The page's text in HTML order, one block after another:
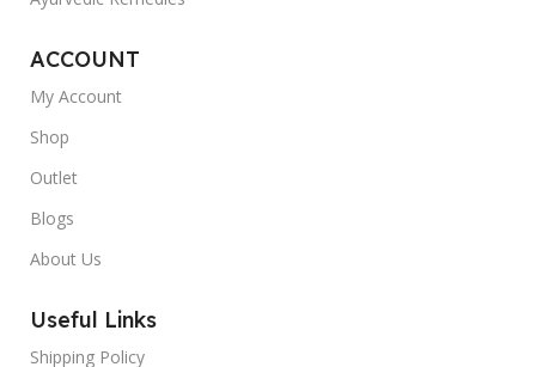
ACCOUNT
My Account
Shop
Outlet
Blogs
About Us
Useful Links
Shipping Policy